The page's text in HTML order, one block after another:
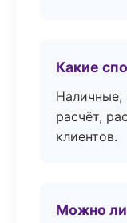
Какие
Наличные,
расчёт,
клиентов.
Можно ли